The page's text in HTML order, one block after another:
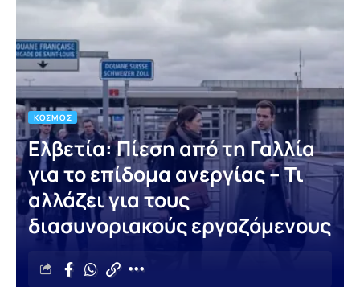
ΚΌΣΜΟΣ
Ελβετία: Πίεση από τη Γαλλία
για το επίδομα ανεργίας – Τι
αλλάζει για τους
διασυνοριακούς εργαζόμενους